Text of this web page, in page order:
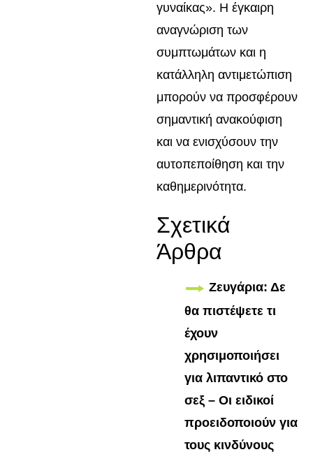
γυναίκας». Η έγκαιρη
αναγνώριση των
συμπτωμάτων και η
κατάλληλη αντιμετώπιση
μπορούν να προσφέρουν
σημαντική ανακούφιση
και να ενισχύσουν την
αυτοπεποίθηση και την
καθημερινότητα.
Σχετικά
Άρθρα
Ζευγάρια: Δε
θα πιστέψετε τι
έχουν
χρησιμοποιήσει
για λιπαντικό στο
σεξ – Οι ειδικοί
προειδοποιούν για
τους κινδύνους